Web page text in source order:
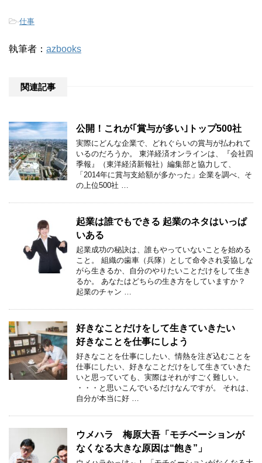
-仕事
執筆者： azbooks
関連記事
公開！これが｢賞与が多い｣トップ500社
実際にどんな企業で、どれぐらいの賞与が払われて
いるのだろうか。 東洋経済オンラインは、『会社四
季報』（東洋経済新報社）編集部と協力して、
「2014年に賞与支給額が多かった」企業を調べ、そ
の上位500社 …
起業は誰でもできる 起業のネタはいっぱ
いある
起業成功の秘訣は、誰もやっていないことを始める
こと。 組織の歯車（兵隊）として命令され妥協しな
がら生きるか、自分のやりたいことだけをして生き
るか。 あなたはどちらの生き方をしていますか？
起業のチャン …
好きなことだけをして生きていきたい
好きなことを仕事にしよう
好きなことを仕事にしたい、情熱を注ぎ込むことを
仕事にしたい、好きなことだけをして生きていきた
いと思っていても、実際はそれがすごく難しい。
・・・と思いこんでいるだけなんですが。 それは、
自分が本当に好 …
ウメハラ 梅原大吾「モチベーションが
なくなる大きな原因は“飽き”」